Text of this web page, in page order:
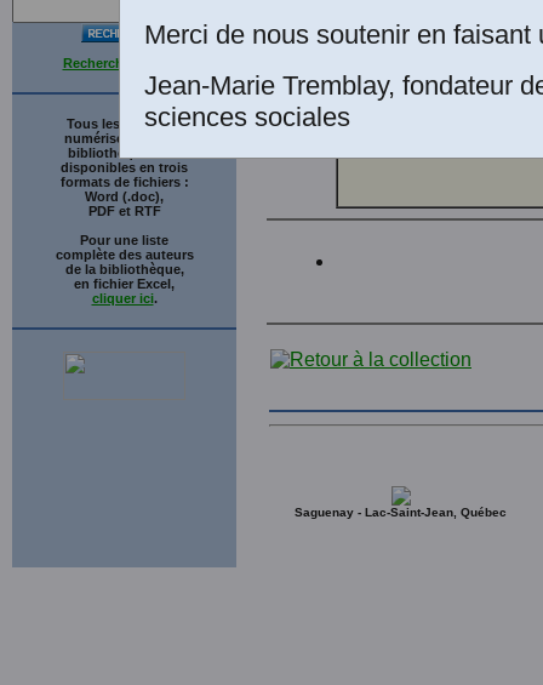
Recherche avancée
Tous les ouvrages
numérisés de cette
bibliothèque sont
disponibles en trois
formats de fichiers :
Word (.doc),
PDF et RTF
Pour une liste
complète des auteurs
de la bibliothèque,
en fichier Excel,
cliquer ici.
de
été
Saguenay - Lac-Saint-Jean, Québec
Merci de nous soutenir en faisant
Jean-Marie Tremblay, fondateur
sciences sociales